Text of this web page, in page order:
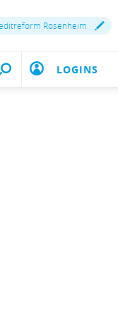
Rosenheim
LOGINS